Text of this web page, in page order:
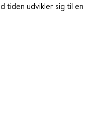
tiden udvikler sig til en